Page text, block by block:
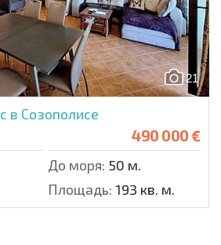
21
в Созополисе
490 000 €
До моря: 50 м.
Площадь: 193 кв. м.